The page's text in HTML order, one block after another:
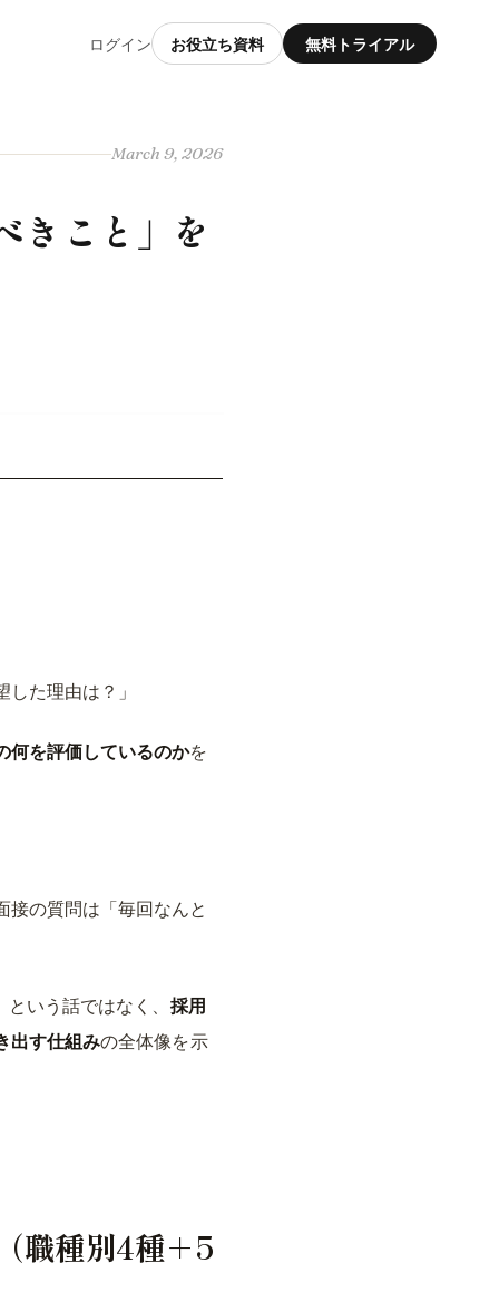
ログイン お役立ち資料 無料トライアル
March 9, 2026
きこと」を
た理由は？」
何を評価しているのかを
の質問は「毎回なんと
いう話ではなく、 採用
出す仕組みの全体像を示
職種別4種＋5